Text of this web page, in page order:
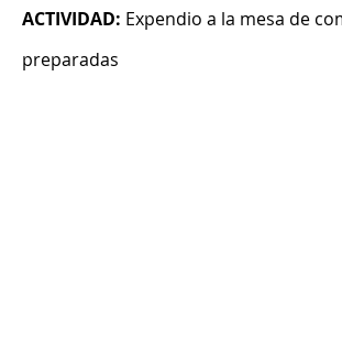
ACTIVIDAD: Expendio a la mesa de
preparadas